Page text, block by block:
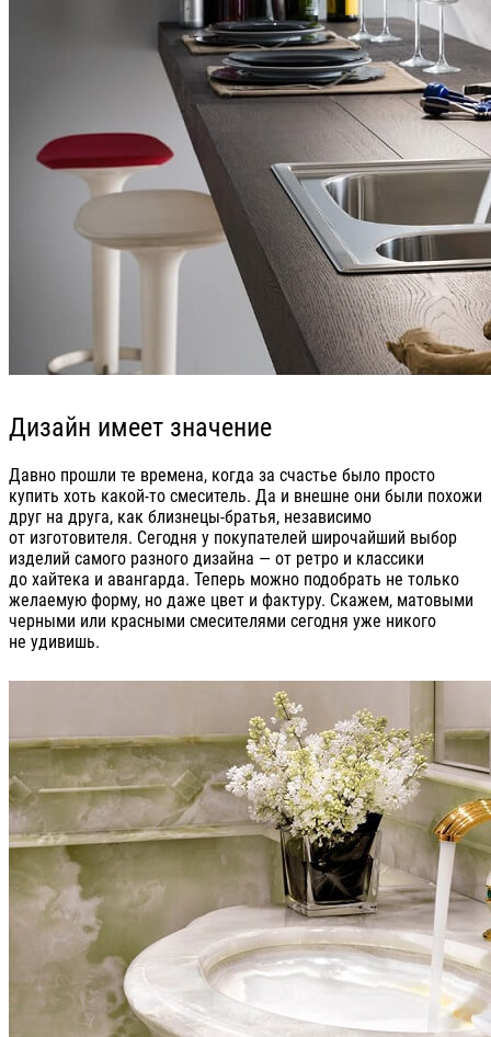
Дизайн имеет значение
Давно прошли те времена, когда за счастье было просто
купить хоть какой-то смеситель. Да и внешне они были похожи
друг на друга, как близнецы-братья, независимо
от изготовителя. Сегодня у покупателей широчайший выбор
изделий самого разного дизайна — от ретро и классики
до хайтека и авангарда. Теперь можно подобрать не только
желаемую форму, но даже цвет и фактуру. Скажем, матовыми
черными или красными смесителями сегодня уже никого
не удивишь.